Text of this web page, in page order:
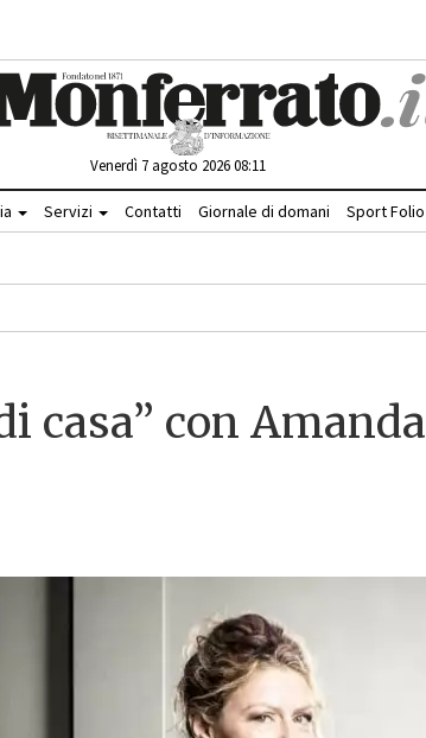
Venerdì 7 agosto 2026 08:11
Servizi Contatti Giornale di domani Sport Folio
casa” con Amanda